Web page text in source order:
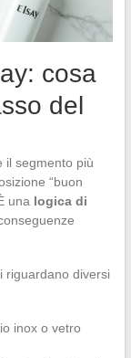
cosa
del
il segmento più
“buon
una logica di
riguardano diversi
inox o vetro